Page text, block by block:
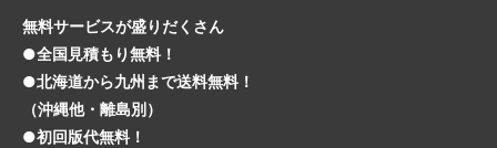
無料サービスが盛りだくさん
●全国見積もり無料！
●北海道から九州まで送料無料！
（沖縄他・離島別）
●初回版代無料！